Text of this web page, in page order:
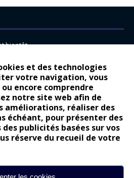
et des technologies
votre navigation, vous
encore comprendre
notre site web afin de
améliorations, réaliser des
échéant, pour présenter des
publicités basées sur vos
réserve du recueil de votre
bientôt…
pour Citroën
d’une légende